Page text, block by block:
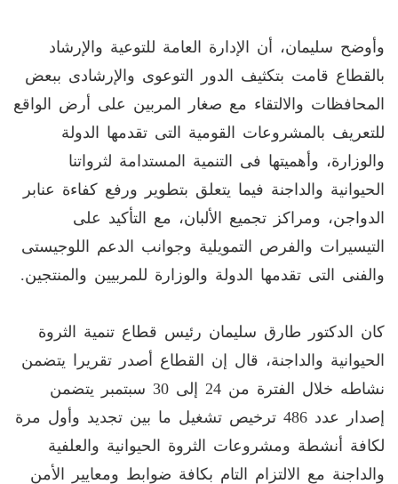
وأوضح سليمان، أن الإدارة العامة للتوعية والإرشاد
بالقطاع قامت بتكثيف الدور التوعوى والإرشادى ببعض
المحافظات والالتقاء مع صغار المربين على أرض الواقع
للتعريف بالمشروعات القومية التى تقدمها الدولة
والوزارة، وأهميتها فى التنمية المستدامة لثرواتنا
الحيوانية والداجنة فيما يتعلق بتطوير ورفع كفاءة عنابر
الدواجن، ومراكز تجميع الألبان، مع التأكيد على
التيسيرات والفرص التمويلية وجوانب الدعم اللوجيستى
والفنى التى تقدمها الدولة والوزارة للمربيين والمنتجين.
كان الدكتور طارق سليمان رئيس قطاع تنمية الثروة
الحيوانية والداجنة، قال إن القطاع أصدر تقريرا يتضمن
نشاطه خلال الفترة من 24 إلى 30 سبتمبر يتضمن
إصدار عدد 486 ترخيص تشغيل ما بين تجديد وأول مرة
لكافة أنشطة ومشروعات الثروة الحيوانية والعلفية
والداجنة مع الالتزام التام بكافة ضوابط ومعايير الأمن